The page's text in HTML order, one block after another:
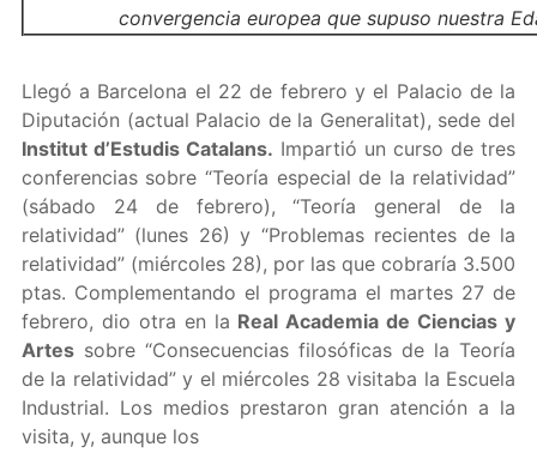
convergencia europea que supuso nuestra
Llegó a Barcelona el 22 de febrero y el Palacio de la
Diputación (actual Palacio de la Generalitat), sede del
Institut d’Estudis Catalans. Impartió un curso de tres
conferencias sobre “Teoría especial de la relatividad”
(sábado 24 de febrero), “Teoría general de la
relatividad” (lunes 26) y “Problemas recientes de la
relatividad” (miércoles 28), por las que cobraría 3.500
ptas. Complementando el programa el martes 27 de
febrero, dio otra en la Real Academia de Ciencias y
Artessobre “Consecuencias filosóficas de la Teoría
de la relatividad” y el miércoles 28 visitaba la Escuela
Industrial. Los medios prestaron gran atención a la
visita, y, aunque los